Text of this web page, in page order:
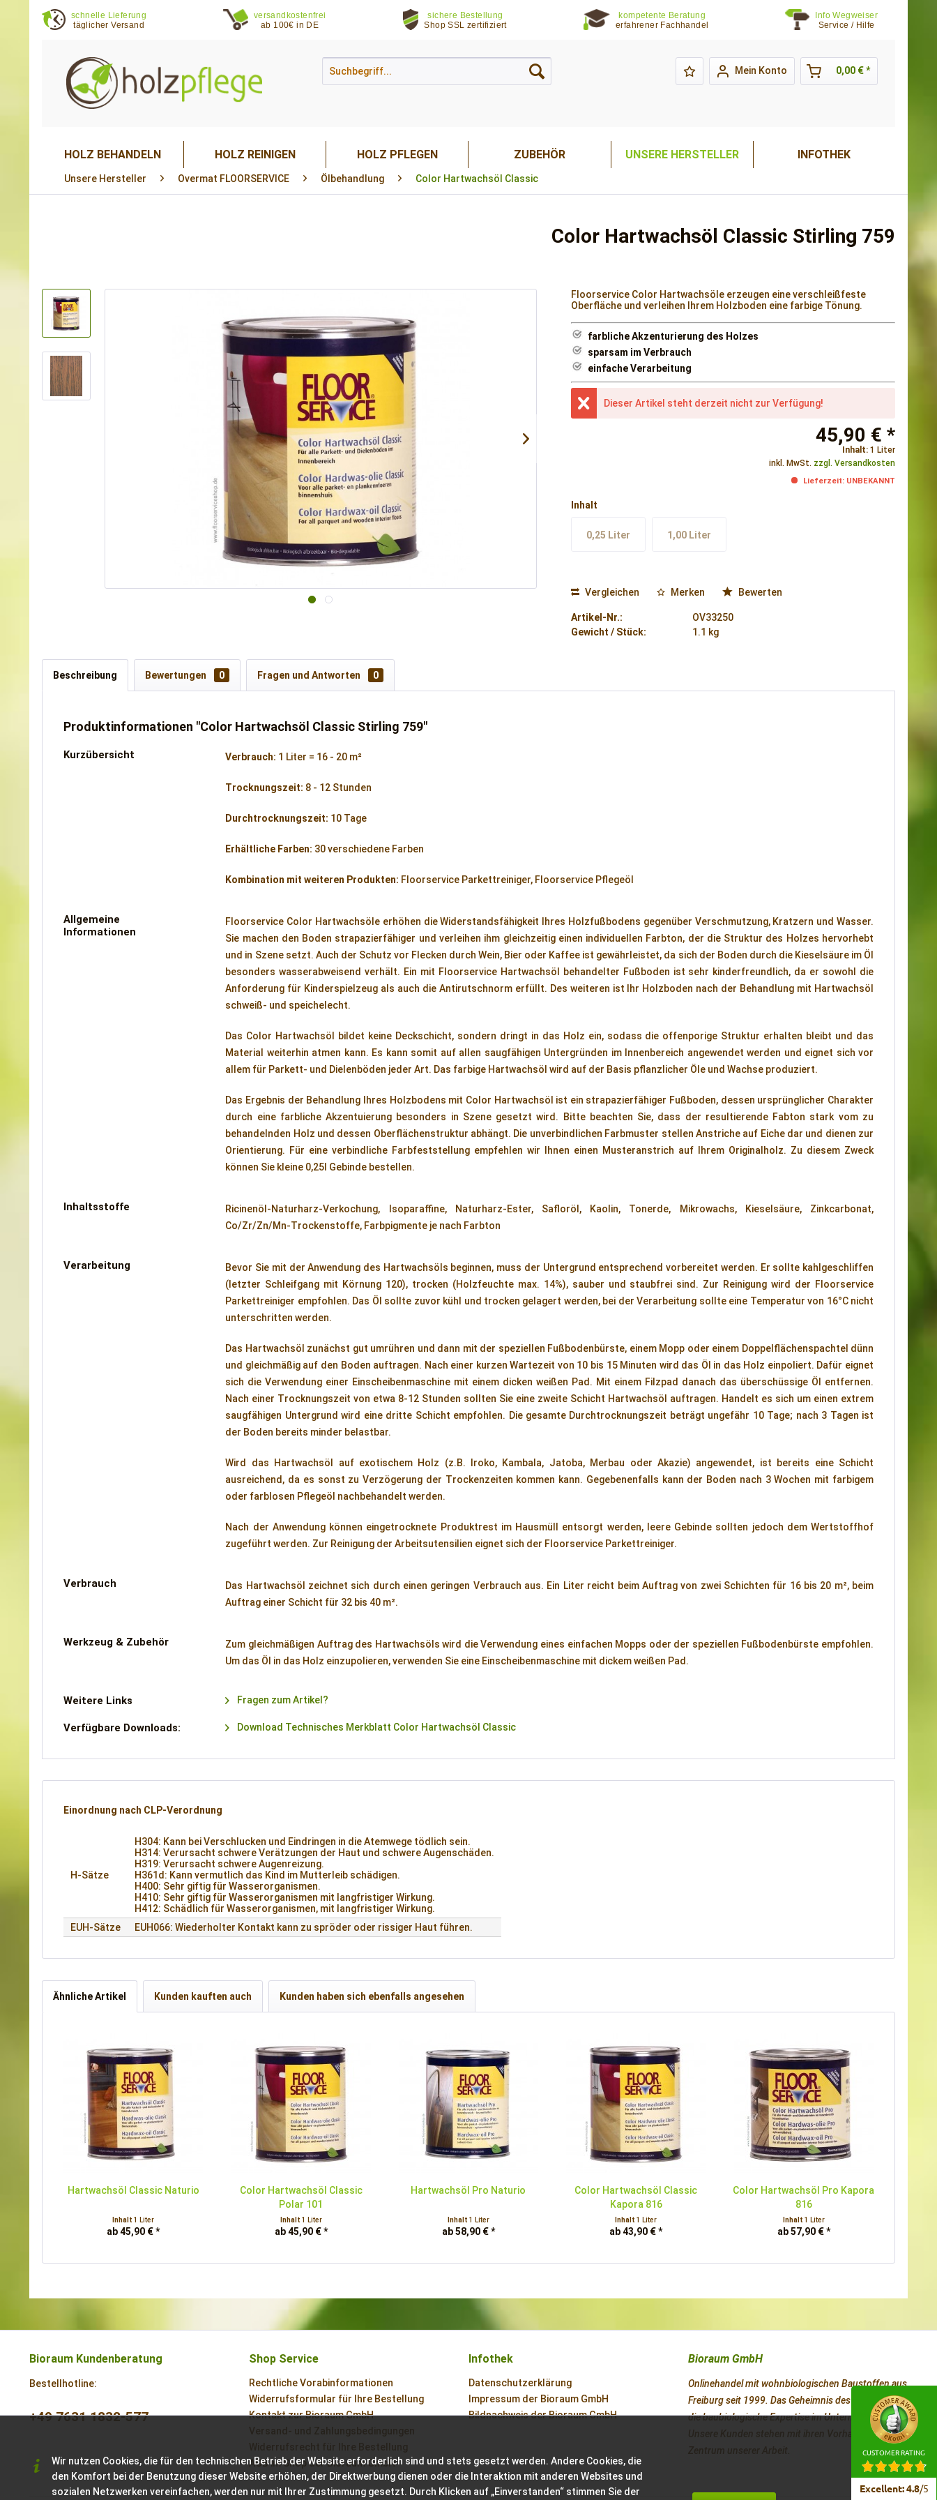
schnelle Lieferung
täglicher Versand
versandkostenfrei
ab 100€ in DE
sichere Bestellung
Shop SSL zertifiziert
kompetente Beratung
erfahrener Fachhandel
Info Wegweiser
Service / Hilfe
Mein Konto 0,00 € *
HOLZ BEHANDELN HOLZ REINIGEN HOLZ PFLEGEN ZUBEHÖR UNSERE HERSTELLER INFOTHEK
Unsere Hersteller Overmat FLOORSERVICE Ölbehandlung Color Hartwachsöl Classic
Color Hartwachsöl Classic Stirling 759
Floorservice Color Hartwachsöle erzeugen eine verschleißfeste
Oberfläche und verleihen Ihrem Holzboden eine farbige Tönung.
farbliche Akzenturierung des Holzes
sparsam im Verbrauch
einfache Verarbeitung
Dieser Artikel steht derzeit nicht zur Verfügung!
45,90 € *
Inhalt: 1 Liter
inkl. MwSt. zzgl. Versandkosten
Lieferzeit: UNBEKANNT
Inhalt
0,25 Liter 1,00 Liter
Vergleichen Merken Bewerten
Artikel-Nr.:
OV33250
Gewicht / Stück:
1.1 kg
Beschreibung Bewertungen 0 Fragen und Antworten 0
Produktinformationen "Color Hartwachsöl Classic Stirling 759"
Kurzübersicht Verbrauch: 1 Liter = 16 - 20 m²
Trocknungszeit: 8 - 12 Stunden
Durchtrocknungszeit: 10 Tage
Erhältliche Farben: 30 verschiedene Farben
Kombination mit weiteren Produkten: Floorservice Parkettreiniger, Floorservice Pflegeöl
Allgemeine
Informationen
Floorservice Color Hartwachsöle erhöhen die Widerstandsfähigkeit Ihres Holzfußbodens gegenüber Verschmutzung, Kratzern und Wasser.
Sie machen den Boden strapazierfähiger und verleihen ihm gleichzeitig einen individuellen Farbton, der die Struktur des Holzes hervorhebt
und in Szene setzt. Auch der Schutz vor Flecken durch Wein, Bier oder Kaffee ist gewährleistet, da sich der Boden durch die Kieselsäure im Öl
besonders wasserabweisend verhält. Ein mit Floorservice Hartwachsöl behandelter Fußboden ist sehr kinderfreundlich, da er sowohl die
Anforderung für Kinderspielzeug als auch die Antirutschnorm erfüllt. Des weiteren ist Ihr Holzboden nach der Behandlung mit Hartwachsöl
schweiß- und speichelecht.
Das Color Hartwachsöl bildet keine Deckschicht, sondern dringt in das Holz ein, sodass die offenporige Struktur erhalten bleibt und das
Material weiterhin atmen kann. Es kann somit auf allen saugfähigen Untergründen im Innenbereich angewendet werden und eignet sich vor
allem für Parkett- und Dielenböden jeder Art. Das farbige Hartwachsöl wird auf der Basis pflanzlicher Öle und Wachse produziert.
Das Ergebnis der Behandlung Ihres Holzbodens mit Color Hartwachsöl ist ein strapazierfähiger Fußboden, dessen ursprünglicher Charakter
durch eine farbliche Akzentuierung besonders in Szene gesetzt wird. Bitte beachten Sie, dass der resultierende Fabton stark vom zu
behandelnden Holz und dessen Oberflächenstruktur abhängt. Die unverbindlichen Farbmuster stellen Anstriche auf Eiche dar und dienen zur
Orientierung. Für eine verbindliche Farbfeststellung empfehlen wir Ihnen einen Musteranstrich auf Ihrem Originalholz. Zu diesem Zweck
können Sie kleine 0,25l Gebinde bestellen.
Inhaltsstoffe
Ricinenöl-Naturharz-Verkochung, Isoparaffine, Naturharz-Ester, Safloröl, Kaolin, Tonerde, Mikrowachs, Kieselsäure, Zinkcarbonat,
Co/Zr/Zn/Mn-Trockenstoffe, Farbpigmente je nach Farbton
Verarbeitung
Bevor Sie mit der Anwendung des Hartwachsöls beginnen, muss der Untergrund entsprechend vorbereitet werden. Er sollte kahlgeschliffen
(letzter Schleifgang mit Körnung 120), trocken (Holzfeuchte max. 14%), sauber und staubfrei sind. Zur Reinigung wird der Floorservice
Parkettreiniger empfohlen. Das Öl sollte zuvor kühl und trocken gelagert werden, bei der Verarbeitung sollte eine Temperatur von 16°C nicht
unterschritten werden.
Das Hartwachsöl zunächst gut umrühren und dann mit der speziellen Fußbodenbürste, einem Mopp oder einem Doppelflächenspachtel dünn
und gleichmäßig auf den Boden auftragen. Nach einer kurzen Wartezeit von 10 bis 15 Minuten wird das Öl in das Holz einpoliert. Dafür eignet
sich die Verwendung einer Einscheibenmaschine mit einem dicken weißen Pad. Mit einem Filzpad danach das überschüssige Öl entfernen.
Nach einer Trocknungszeit von etwa 8-12 Stunden sollten Sie eine zweite Schicht Hartwachsöl auftragen. Handelt es sich um einen extrem
saugfähigen Untergrund wird eine dritte Schicht empfohlen. Die gesamte Durchtrocknungszeit beträgt ungefähr 10 Tage; nach 3 Tagen ist
der Boden bereits minder belastbar.
Wird das Hartwachsöl auf exotischem Holz (z.B. Iroko, Kambala, Jatoba, Merbau oder Akazie) angewendet, ist bereits eine Schicht
ausreichend, da es sonst zu Verzögerung der Trockenzeiten kommen kann. Gegebenenfalls kann der Boden nach 3 Wochen mit farbigem
oder farblosen Pflegeöl nachbehandelt werden.
Nach der Anwendung können eingetrocknete Produktrest im Hausmüll entsorgt werden, leere Gebinde sollten jedoch dem Wertstoffhof
zugeführt werden. Zur Reinigung der Arbeitsutensilien eignet sich der Floorservice Parkettreiniger.
Verbrauch
Das Hartwachsöl zeichnet sich durch einen geringen Verbrauch aus. Ein Liter reicht beim Auftrag von zwei Schichten für 16 bis 20 m², beim
Auftrag einer Schicht für 32 bis 40 m².
Werkzeug & Zubehör
Zum gleichmäßigen Auftrag des Hartwachsöls wird die Verwendung eines einfachen Mopps oder der speziellen Fußbodenbürste empfohlen.
Um das Öl in das Holz einzupolieren, verwenden Sie eine Einscheibenmaschine mit dickem weißen Pad.
Weitere Links Fragen zum Artikel?
Verfügbare Downloads: Download Technisches Merkblatt Color Hartwachsöl Classic
Einordnung nach CLP-Verordnung
H-Sätze
H304: Kann bei Verschlucken und Eindringen in die Atemwege tödlich sein.
H314: Verursacht schwere Verätzungen der Haut und schwere Augenschäden.
H319: Verursacht schwere Augenreizung.
H361d: Kann vermutlich das Kind im Mutterleib schädigen.
H400: Sehr giftig für Wasserorganismen.
H410: Sehr giftig für Wasserorganismen mit langfristiger Wirkung.
H412: Schädlich für Wasserorganismen, mit langfristiger Wirkung.
EUH-Sätze
EUH066: Wiederholter Kontakt kann zu spröder oder rissiger Haut führen.
Ähnliche Artikel Kunden kauften auch Kunden haben sich ebenfalls angesehen
Hartwachsöl Classic Naturio
Inhalt1 Liter
ab 45,90 € *
Color Hartwachsöl Classic
Polar 101
Inhalt 1 Liter
ab 45,90 € *
Hartwachsöl Pro Naturio
Inhalt 1 Liter
ab 58,90 € *
Color Hartwachsöl Classic
Kapora 816
Inhalt1 Liter
ab 43,90 € *
Color Hartwachsöl Pro Kapora
816
Inhalt 1 Liter
ab 57,90 € *
Bioraum Kundenberatung
Bestellhotline:
+49 7631 1832-577
Shop Service
Rechtliche Vorabinformationen
Widerrufsformular für Ihre Bestellung
Kontakt zur Bioraum GmbH
Versand- und Zahlungsbedingungen
Widerrufsrecht für Ihre Bestellung
AGB im Shop der Bioraum GmbH
Infothek
Datenschutzerklärung
Impressum der Bioraum GmbH
Bildnachweis der Bioraum GmbH
Bioraum GmbH
Onlinehandel mit wohnbiologischen Baustoffen aus
Freiburg seit 1999. Das Geheimnis des Erfolges ist
die baubiologische Expertise im Unternehmen.
Unsere Kunden stehen mit ihren Vorhaben im
Zentrum unserer Arbeit.
Wir nutzen Cookies, die für den technischen Betrieb der Website erforderlich sind und stets gesetzt werden. Andere Cookies, die
den Komfort bei der Benutzung dieser Website erhöhen, der Direktwerbung dienen oder die Interaktion mit anderen Websites und
sozialen Netzwerken vereinfachen, werden nur mit Ihrer Zustimmung gesetzt. Durch Klicken auf „Einverstanden“ stimmen Sie der
CUSTOMER RATING
Excellent: 4.8/5